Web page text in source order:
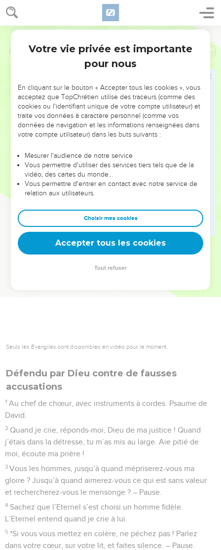
NE MANQUEZ PAS L’ÉVÉNEMENT
DE L’ANNÉE !
ET SI LEURS ERREURS POUVAIENT VOUS ÉVITER LES
VOTRES ?
leur foi ou leur vision. Mais on voit moins les doutes, les erreurs
et les saisons difficiles qu'ils ont traversés, alors même que ce
sont elles qui les ont façonnés.
Dans cette conférence, leaders, entrepreneurs, et responsables
clés pour avancer avec plus de sagesse afin que leurs erreurs
deviennent vos tremplins. Que vous guidiez un ministère, une
équipe, un groupe ou une famille, leur expérience est faite
Psaumes 4
Seuls les Évangiles sont disponibles en vidéo pour le moment.
Défendu par Dieu contre de fausses
accusations
1 Au chef de chœur, avec instruments à cordes. Psaume de
David.
2 Quand je crie, réponds-moi, Dieu de ma justice ! Quand
j’étais dans la détresse, tu m’as mis au large. Aie pitié de
moi, écoute ma prière !
3 Vous les hommes, jusqu’à quand mépriserez-vous ma
gloire ? Jusqu’à quand aimerez-vous ce qui est sans valeur
et rechercherez-vous le mensonge ? – Pause.
4 Sachez que l’Eternel s’est choisi un homme fidèle.
L’Eternel entend quand je crie à lui.
5 *Si vous vous mettez en colère, ne péchez pas ! Parlez
dans votre cœur, sur votre lit, et faites silence. – Pause.
Votre vie privée est importante
pour nous
En cliquant sur le bouton « Accepter tous les cookies », vous
acceptez que TopChrétien utilise des traceurs (comme des
cookies ou l'identifiant unique de votre compte utilisateur) et
traite vos données à caractère personnel (comme vos
données de navigation et les informations renseignées dans
votre compte utilisateur) dans les buts suivants :
Mesurer l'audience de notre service
Vous permettre d'utiliser des services tiers tels que de la
vidéo, des cartes du monde…
Vous permettre d'entrer en contact avec notre service de
relation aux utilisateurs.
Choisir mes cookies
Accepter tous les cookies
Tout refuser